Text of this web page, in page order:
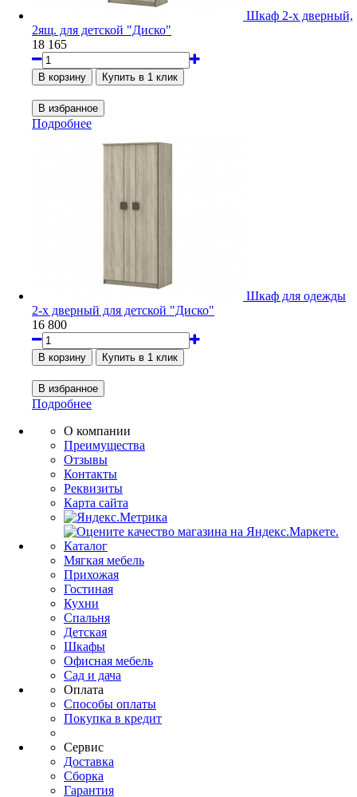
Шкаф 2-х дверный,
2ящ. для детской "Диско"
18 165
Подробнее
Шкаф для одежды
2-х дверный для детской "Диско"
16 800
Подробнее
О компании
Преимущества
Отзывы
Контакты
Реквизиты
Карта сайта
Каталог
Мягкая мебель
Прихожая
Гостиная
Кухни
Спальня
Детская
Шкафы
Офисная мебель
Сад и дача
Оплата
Способы оплаты
Покупка в кредит
Сервис
Доставка
Сборка
Гарантия